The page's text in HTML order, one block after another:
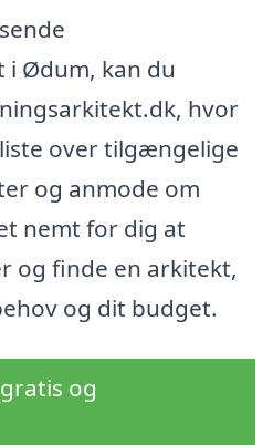
Ødum, kan du
hvor
over tilgængelige
og anmode om
nemt for dig at
og finde en arkitekt,
og dit budget.
og